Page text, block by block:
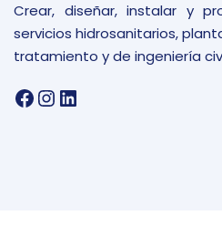
Crear, diseñar, instalar y
servicios hidrosanitarios,
tratamiento y de ingeniería
Facebook
Instagram
LinkedIn